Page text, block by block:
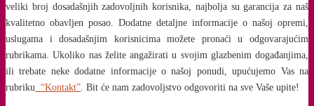
veliki broj dosadašnjih zadovoljnih korisnika, najbolja su garancija za naš
kvalitetno obavljen posao. Dodatne detaljne informacije o našoj opremi,
uslugama i dosadašnjim korisnicima možete pronaći u odgovarajućim
rubrikama. Ukoliko nas želite angažirati u svojim glazbenim događanjima,
ili trebate neke dodatne informacije o našoj ponudi, upućujemo Vas na
rubriku “Kontakt” . Bit će nam zadovoljstvo odgovoriti na sve Vaše upite!